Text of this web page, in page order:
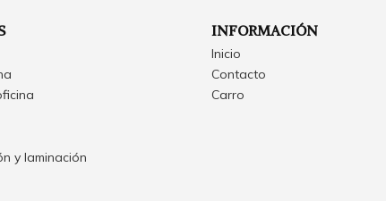
y laminación
INFORMACIÓN
Inicio
Contacto
Carro